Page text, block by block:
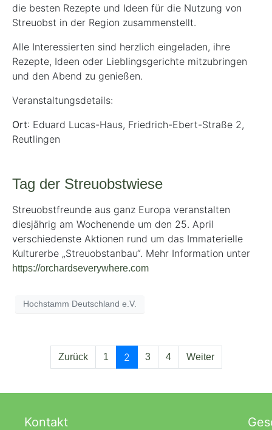
die besten Rezepte und Ideen für die Nutzung von
Streuobst in der Region zusammenstellt.
Alle Interessierten sind herzlich eingeladen, ihre
Rezepte, Ideen oder Lieblingsgerichte mitzubringen
und den Abend zu genießen.
Veranstaltungsdetails:
Ort: Eduard Lucas-Haus, Friedrich-Ebert-Straße 2,
Reutlingen
Tag der Streuobstwiese
Streuobstfreunde aus ganz Europa veranstalten
diesjährig am Wochenende um den 25. April
verschiedenste Aktionen rund um das Immaterielle
Kulturerbe „Streuobstanbau“. Mehr Information unter
https://orchardseverywhere.com
Hochstamm Deutschland e.V.
Zurück 1 2 3 4 Weiter
Kontakt